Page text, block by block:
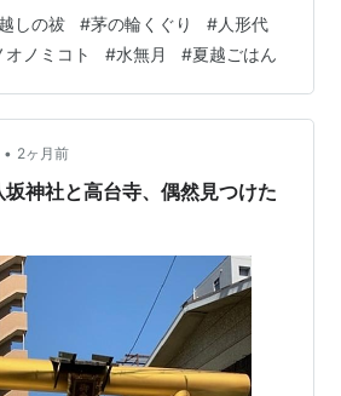
りの作法 なぜ、「茅の輪」を潜る
「水無月」 夏越ごはん 「夏野菜か
「だしかけ夏越ごはん」 「セビーチ
越の祓とは？ 古代から毎年6月の晦
半年の罪や穢れを祓い除く儀式と
しの祓 #茅の輪くぐり #人形代
オノミコト #水無月 #夏越ごはん
• 2ヶ月前
神社と高台寺、偶然見つけた